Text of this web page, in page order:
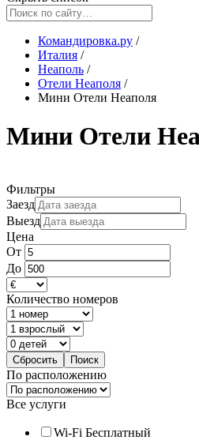
Командировка.ру /
Италия /
Неаполь /
Отели Неаполя /
Мини Отели Неаполя
Мини Отели
Фильтры
Заезд
Выезд
Цена
От
До
Количество номеров
По расположению
Все услуги
Wi-Fi Бесплатный